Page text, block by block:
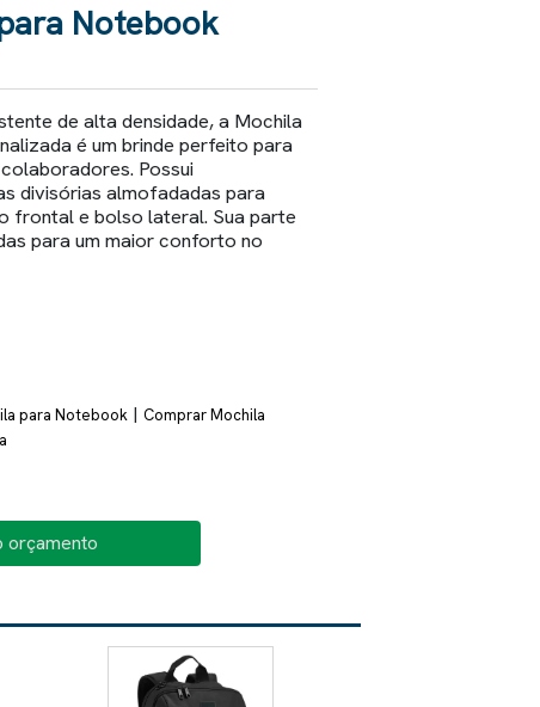
Notebook
de alta densidade, a Mochila
é um brinde perfeito para
Possui
divisórias almofadadas para
frontal e bolso lateral. Sua parte
para um maior conforto no
para Notebook | Comprar Mochila
orçamento